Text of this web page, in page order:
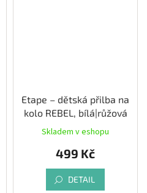
Etape – dětská přilba na
kolo REBEL, bílá|růžová
Skladem v eshopu
499 Kč
DETAIL